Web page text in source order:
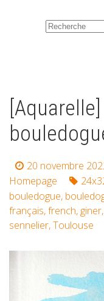
20 novembre
Homepage
bouledogue,
français,french, giner,
sennelier,Toulouse